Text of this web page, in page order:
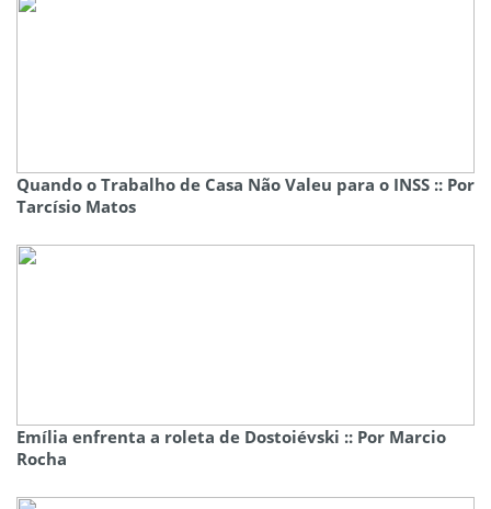
Quando o Trabalho de Casa Não Valeu para o INSS :: Por
Tarcísio Matos
Emília enfrenta a roleta de Dostoiévski :: Por Marcio
Rocha